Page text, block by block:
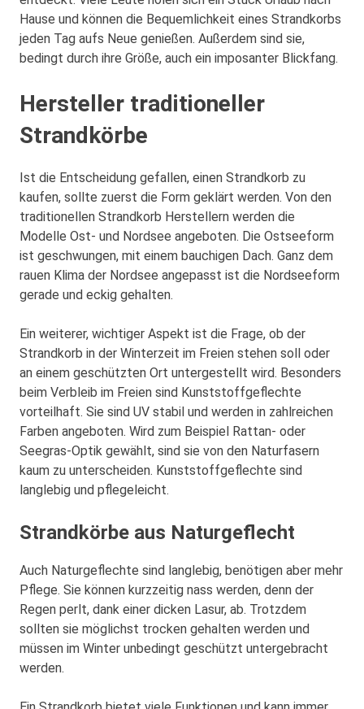
Hause und können die Bequemlichkeit eines Strandkorbs
jeden Tag aufs Neue genießen. Außerdem sind sie,
bedingt durch ihre Größe, auch ein imposanter Blickfang.
Hersteller traditioneller
Strandkörbe
Ist die Entscheidung gefallen, einen Strandkorb zu
kaufen, sollte zuerst die Form geklärt werden. Von den
traditionellen Strandkorb Herstellern werden die
Modelle Ost- und Nordsee angeboten. Die Ostseeform
ist geschwungen, mit einem bauchigen Dach. Ganz dem
rauen Klima der Nordsee angepasst ist die Nordseeform
gerade und eckig gehalten.
Ein weiterer, wichtiger Aspekt ist die Frage, ob der
Strandkorb in der Winterzeit im Freien stehen soll oder
an einem geschützten Ort untergestellt wird. Besonders
beim Verbleib im Freien sind Kunststoffgeflechte
vorteilhaft. Sie sind UV stabil und werden in zahlreichen
Farben angeboten. Wird zum Beispiel Rattan- oder
Seegras-Optik gewählt, sind sie von den Naturfasern
kaum zu unterscheiden. Kunststoffgeflechte sind
langlebig und pflegeleicht.
Strandkörbe aus Naturgeflecht
Auch Naturgeflechte sind langlebig, benötigen aber mehr
Pflege. Sie können kurzzeitig nass werden, denn der
Regen perlt, dank einer dicken Lasur, ab. Trotzdem
sollten sie möglichst trocken gehalten werden und
müssen im Winter unbedingt geschützt untergebracht
werden.